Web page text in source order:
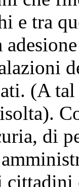
e tra
(A
di
cittadini